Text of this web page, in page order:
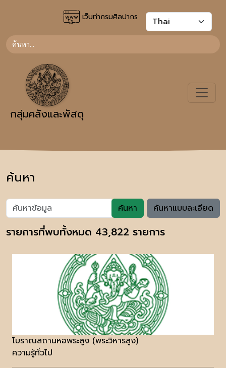
เว็บท่ากรมศิลปากร
กลุ่มคลังและพัสดุ
ค้นหา
ค้นหา ค้นหาแบบละเอียด
รายการที่พบทั้งหมด 43,822 รายการ
โบราณสถานหอพระสูง (พระวิหารสูง)
ความรู้ทั่วไป